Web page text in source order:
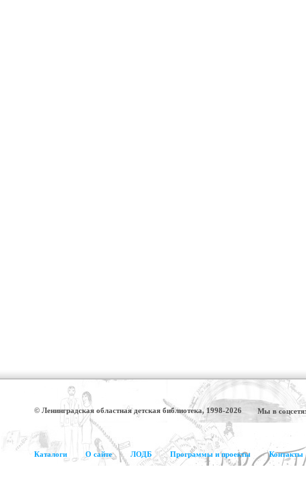
© Ленинградская областная детская библиотека, 1998-2026 Мы в
Каталоги О сайте ЛОДБ Программы и проекты Контакты